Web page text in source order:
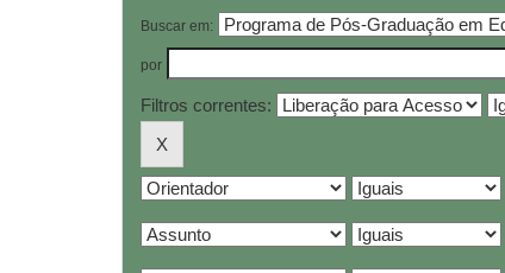
Buscar em:
por
Filtros correntes: